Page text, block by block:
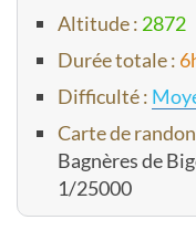
Altitude : 2872
Durée totale :
Difficulté :
Carte de
Bagnères de
1/25000